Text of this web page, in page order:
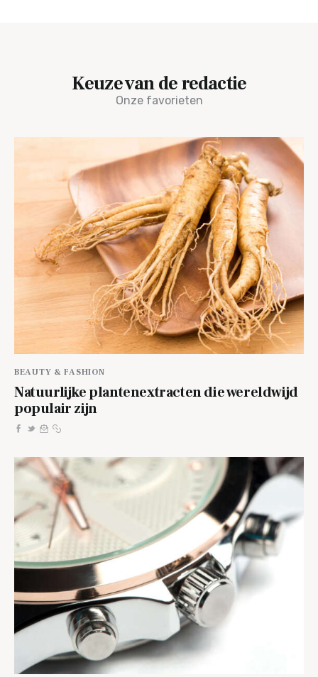
Keuze van de redactie
Onze favorieten
BEAUTY & FASHION
Natuurlijke plantenextracten die wereldwijd
populair zijn